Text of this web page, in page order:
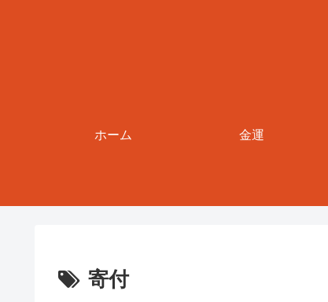
ホーム 金運
寄付